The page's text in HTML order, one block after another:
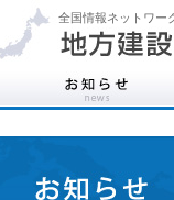
全国情報ネットワー